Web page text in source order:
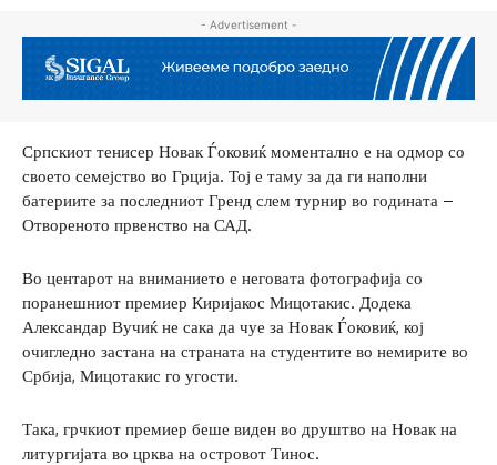
- Advertisement -
Српскиот тенисер Новак Ѓоковиќ моментално е на одмор со
своето семејство во Грција. Тој е таму за да ги наполни
батериите за последниот Гренд слем турнир во годината –
Отвореното првенство на САД.
Во центарот на вниманието е неговата фотографија со
поранешниот премиер Киријакос Мицотакис. Додека
Александар Вучиќ не сака да чуе за Новак Ѓоковиќ, кој
очигледно застана на страната на студентите во немирите во
Србија, Мицотакис го угости.
Така, грчкиот премиер беше виден во друштво на Новак на
литургијата во црква на островот Тинос.